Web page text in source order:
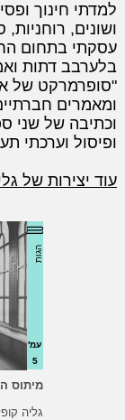
למדתי חינוך
ושונים,
עסקתי בתחום
בלערבב דתות
"סופרמרקט של
ומאמרים
וכתיבה של שני
ופיסול וערכתי
עוד יצירות של
הגות
עמ'
5
מיתוס
גליה